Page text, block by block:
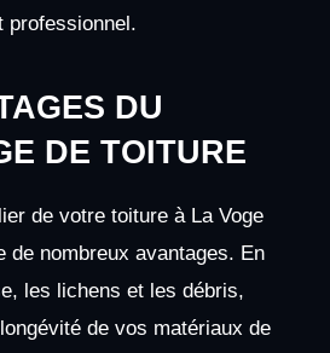
professionnel.
DU
DE TOITURE
de votre toiture à La Voge
de nombreux avantages. En
les lichens et les débris,
de vos matériaux de